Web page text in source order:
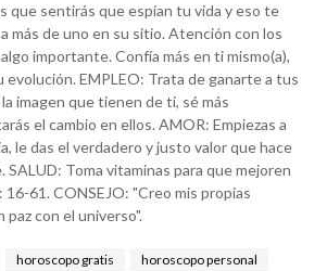
que sentirás que espían tu vida y eso te
más de uno en su sitio. Atención con los
importante. Confía más en ti mismo(a),
evolución. EMPLEO: Trata de ganarte a tus
imagen que tienen de ti, sé más
el cambio en ellos. AMOR: Empiezas a
le das el verdadero y justo valor que hace
Toma vitaminas para que mejoren
61. CONSEJO: "Creo mis propias
con el universo".
horoscopo gratis
horoscopo personal